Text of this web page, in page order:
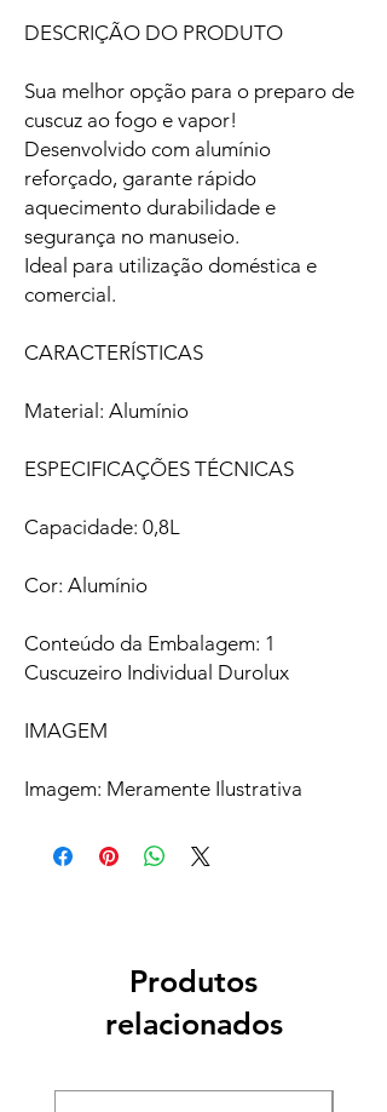
DESCRIÇÃO DO PRODUTO
Sua melhor opção para o preparo de
cuscuz ao fogo e vapor!
Desenvolvido com alumínio
reforçado, garante rápido
aquecimento durabilidade e
segurança no manuseio.
Ideal para utilização doméstica e
comercial.
CARACTERÍSTICAS
Material: Alumínio
ESPECIFICAÇÕES TÉCNICAS
Capacidade: 0,8L
Cor: Alumínio
Conteúdo da Embalagem: 1
Cuscuzeiro Individual Durolux
IMAGEM
Imagem: Meramente Ilustrativa
Produtos
relacionados